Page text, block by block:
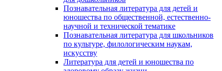
Познавательная литература для детей и
юношества по общественной, естественно-
научной и технической тематике
Познавательная литература для школьников
по культуре, филологическим наукам,
искусству
Литература для детей и юношества по